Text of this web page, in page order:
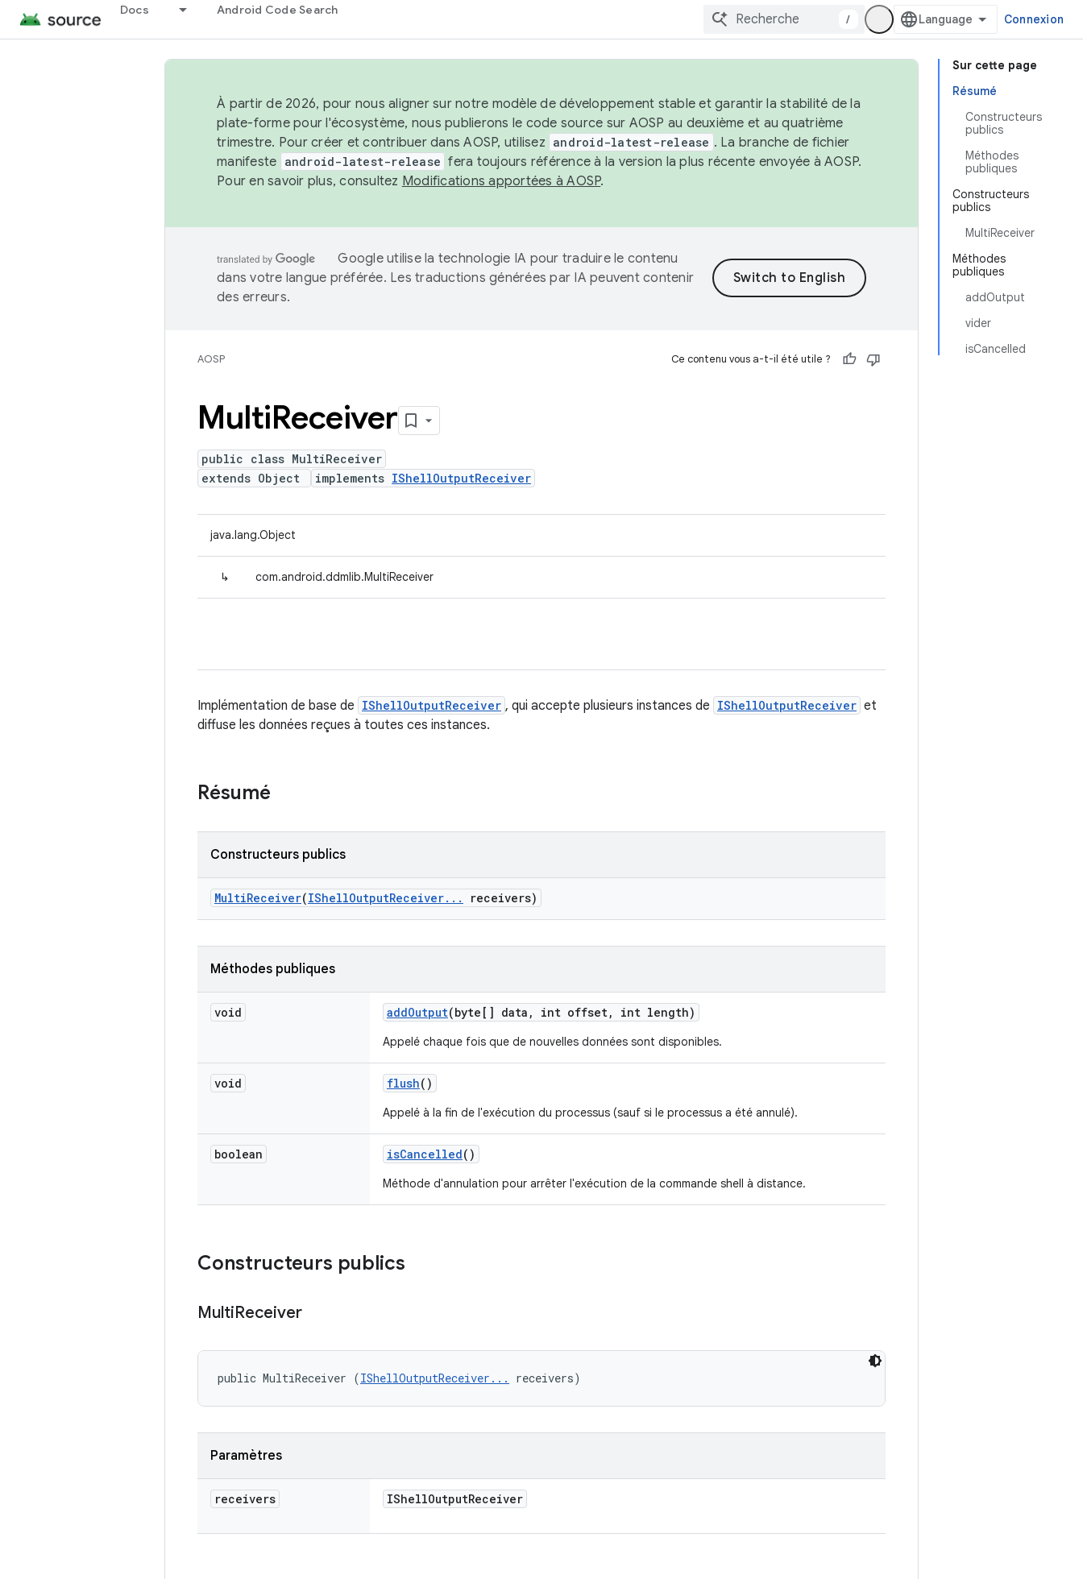
Docs Android Code Search
/ Connexion
Sur cette page
Résumé
Constructeurs
publics
Méthodes
publiques
Constructeurs
publics
MultiReceiver
Méthodes
publiques
addOutput
vider
isCancelled
À partir de 2026, pour nous aligner sur notre modèle de développement stable et garantir la stabilité de la
plate-forme pour l'écosystème, nous publierons le code source sur AOSP au deuxième et au quatrième
trimestre. Pour créer et contribuer dans AOSP, utilisez android-latest-release . La branche de fichier
manifeste android-latest-release fera toujours référence à la version la plus récente envoyée à AOSP.
Pour en savoir plus, consultez Modifications apportées à AOSP.
Google utilise la technologie IA pour traduire le contenu
dans votre langue préférée. Les traductions générées par IA peuvent contenir
des erreurs.
AOSP Ce contenu vous a-t-il été utile ?
MultiReceiver
public class MultiReceiver
extends Object
implements IShellOutputReceiver
java.lang.Object
↳ com.android.ddmlib.MultiReceiver
Implémentation de base de IShellOutputReceiver , qui accepte plusieurs instances de IShellOutputReceiver et
diffuse les données reçues à toutes ces instances.
Résumé
Constructeurs publics
MultiReceiver(IShellOutputReceiver. . . receivers)
Méthodes publiques
void addOutput(byte[] data , int offset, int length)
Appelé chaque fois que de nouvelles données sont disponibles.
void flush()
Appelé à la fin de l'exécution du processus (sauf si le processus a été annulé).
boolean isCancelled()
Méthode d'annulation pour arrêter l'exécution de la commande shell à distance.
Constructeurs publics
MultiReceiver
public MultiReceiver (IShellOutputReceiver... receivers)
Paramètres
receivers IShellOutputReceiver